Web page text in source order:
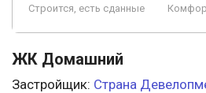
Строится, есть сданные
ЖК Домашний
Застройщик: Страна